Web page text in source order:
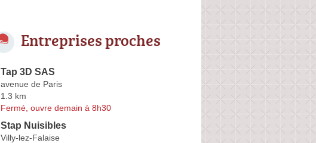
Entreprises proches
Tap 3D SAS
avenue de Paris
1.3 km
Fermé, ouvre demain à 8h30
Stap Nuisibles
Villy-lez-Falaise